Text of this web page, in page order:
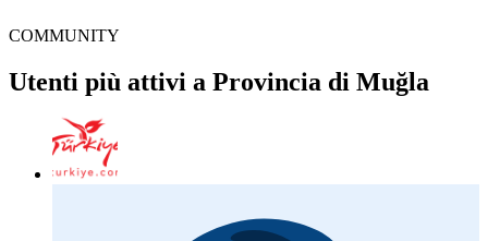
COMMUNITY
Utenti più attivi a Provincia di Muğla